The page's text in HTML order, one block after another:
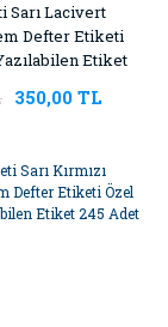
Sarı Lacivert
Defter Etiketi
Etiket
350,00 TL